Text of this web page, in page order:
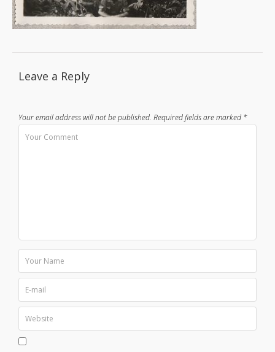
Leave a Reply
Your email address will not be published. Required fields are marked *